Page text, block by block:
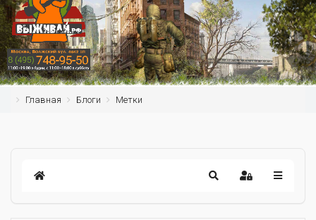
Главная Блоги Метки